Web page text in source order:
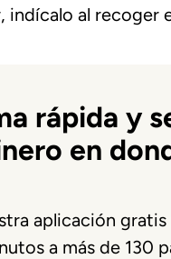
indícalo al recoger
rápida y
en
aplicación
a más de 130